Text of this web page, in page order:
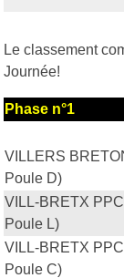
Le classement
Journée!
Phase n°1
VILLERS
Poule D)
VILL-BRETX
Poule L)
VILL-BRETX
Poule C)